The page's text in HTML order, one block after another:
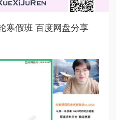
寒假班 百度网盘分享